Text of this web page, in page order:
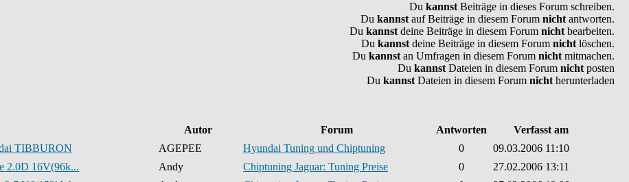
Du kannst Beiträge in dieses Forum schreiben.
Du kannst auf Beiträge in diesem Forum nicht antworten.
Du kannst deine Beiträge in diesem Forum nicht bearbeiten.
Du kannst deine Beiträge in diesem Forum nicht löschen.
Du kannst an Umfragen in diesem Forum nicht mitmachen.
Du kannst Dateien in diesem Forum nicht posten
Du kannst Dateien in diesem Forum nicht herunterladen
Autor Forum Antworten
Verfasst am
TIBBURON
AGEPEE Hyundai Tuning und Chiptuning 0
09.03.2006 11:10
2.0D 16V(96k...
Andy Chiptuning Jaguar: Tuning Preise 0
27.02.2006 13:11